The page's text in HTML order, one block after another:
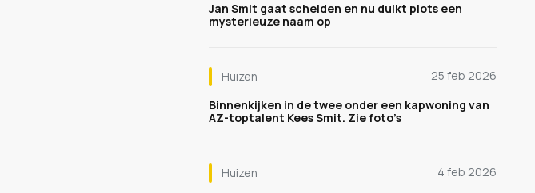
Jan Smit gaat scheiden en nu duikt plots een
mysterieuze naam op
Huizen
25 feb 2026
Binnenkijken in de twee onder een kapwoning van
AZ-toptalent Kees Smit. Zie foto’s
Huizen
4 feb 2026